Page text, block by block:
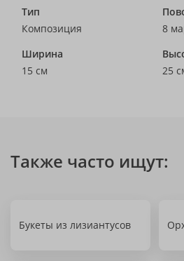
Тип
Композиция
8
Ширина
15 см
25
Также часто ищут:
Букеты из лизиантусов